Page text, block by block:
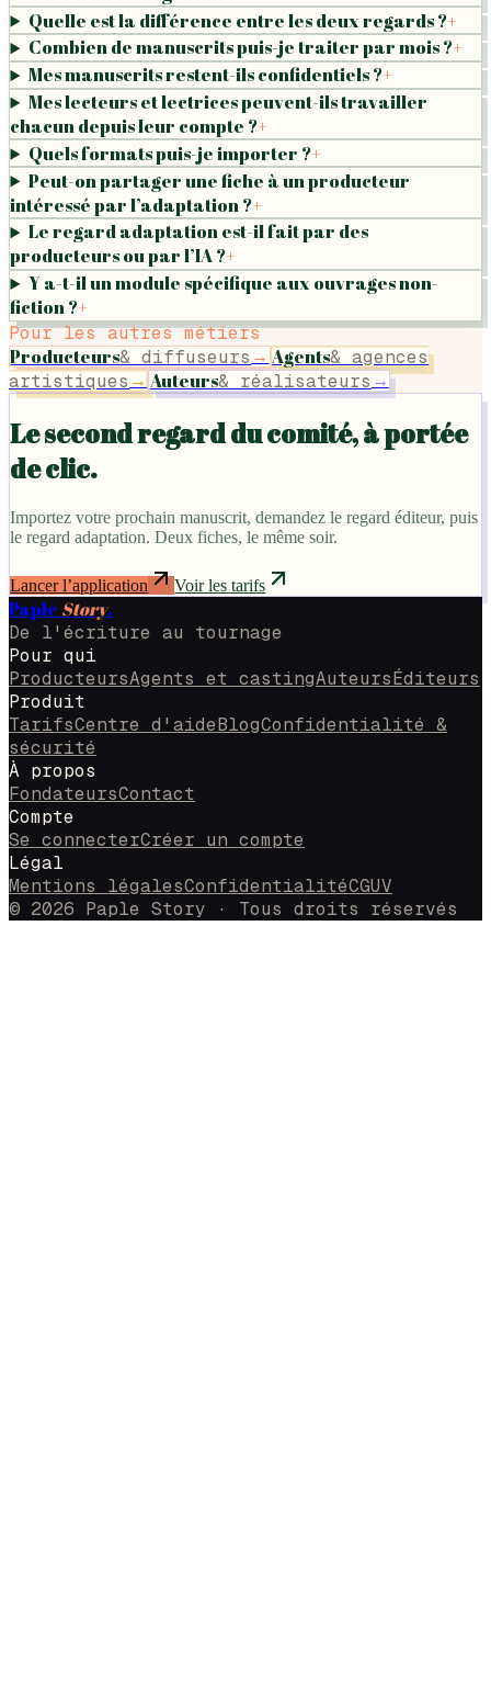
Quelle est la différence entre les deux regards ?+
Combien de manuscrits puis-je traiter par mois ?+
Mes manuscrits restent-ils confidentiels ?+
Mes lecteurs et lectrices peuvent-ils travailler
chacun depuis leur compte ?+
Quels formats puis-je importer ?+
Peut-on partager une fiche à un producteur
intéressé par l’adaptation ?+
Le regard adaptation est-il fait par des
producteurs ou par l’IA ?+
Y a-t-il un module spécifique aux ouvrages non-
fiction ?+
Pour les autres métiers
Producteurs& diffuseurs → Agents& agences
artistiques → Auteurs& réalisateurs →
Le second regard du comité, à portée
de clic.
Importez votre prochain manuscrit, demandez le regard éditeur, puis
le regard adaptation. Deux fiches, le même soir.
Lancer l’application Voir les tarifs
Paple Story.
De l'écriture au tournage
Pour qui
ProducteursAgents et castingAuteursÉditeurs
Produit
TarifsCentre d'aideBlogConfidentialité &
sécurité
À propos
FondateursContact
Compte
Se connecterCréer un compte
Légal
Mentions légalesConfidentialitéCGUV
© 2026 Paple Story · Tous droits réservés